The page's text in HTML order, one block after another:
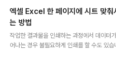
엑셀 Excel 한 페이지에 시트 맞춰
는 방법
작업한 결과물을 인쇄하는 과정에서 데이터
어나는 경우 불필요하게 인쇄를 할 수도 있습